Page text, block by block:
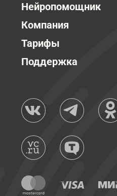
Нейропомощник
Компания
Тарифы
Поддержка